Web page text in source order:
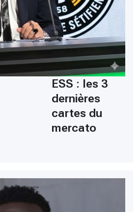
ESS : les 3
dernières
cartes du
mercato